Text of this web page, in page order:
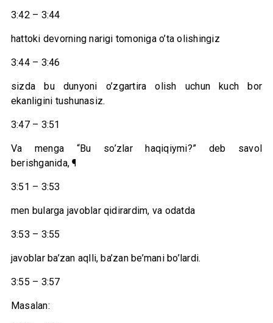
3:42 – 3:44
hattoki devorning narigi tomoniga o’ta olishingiz
3:44 – 3:46
sizda bu dunyoni o’zgartira olish uchun kuch bor
ekanligini tushunasiz.
3:47 – 3:51
Va menga “Bu so’zlar haqiqiymi?” deb savol
berishganida, ¶
3:51 – 3:53
men bularga javoblar qidirardim, va odatda
3:53 – 3:55
javoblar ba’zan aqlli, ba’zan be’mani bo’lardi.
3:55 – 3:57
Masalan: